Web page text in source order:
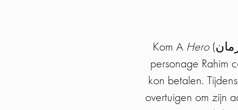
Kom AHero(قهرمان, Qahremaan) met ons kijken! In deze film staat het Iraanse
personage Rahim
kon betalen.
overtuigen om zijn